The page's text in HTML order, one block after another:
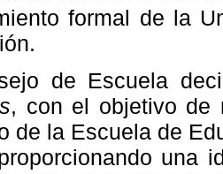
formal de la
de Escuela
, con el objetivo de
de la Escuela de
una